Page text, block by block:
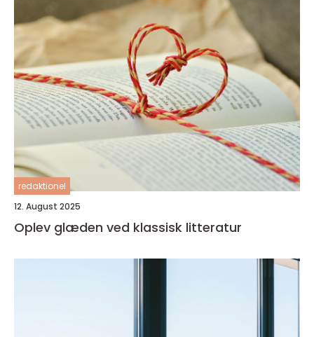
redaktionel
12. August 2025
Oplev glæden ved klassisk litteratur